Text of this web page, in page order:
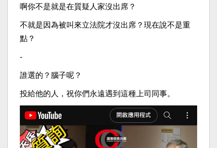
啊你不是就是在質疑人家沒出席？
不就是因為被叫來立法院才沒出席？現在說不是重
點？
-
誰選的？腦子呢？
投給他的人，祝你們永遠遇到這種上司同事。